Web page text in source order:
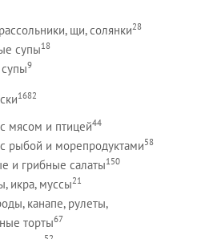
щи, солянки28
супы18
9
1682
мясом и птицей44
рыбой и морепродуктами58
и грибные салаты150
икра, муссы21
канапе, рулеты,
торты67